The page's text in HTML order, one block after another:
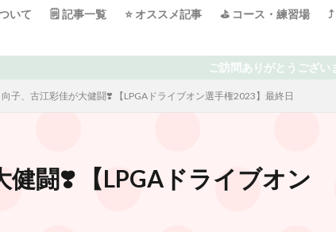
いて 🗒 記事一覧 ⭐️ オススメ記事 ⛳️ コース・練習場
ご訪問ありがとうございます！ 日々ゴルフで頭が
子、古江彩佳が大健闘❣️ 【LPGAドライブオン選手権2023】最終日
闘❣️ 【LPGAドライブオン